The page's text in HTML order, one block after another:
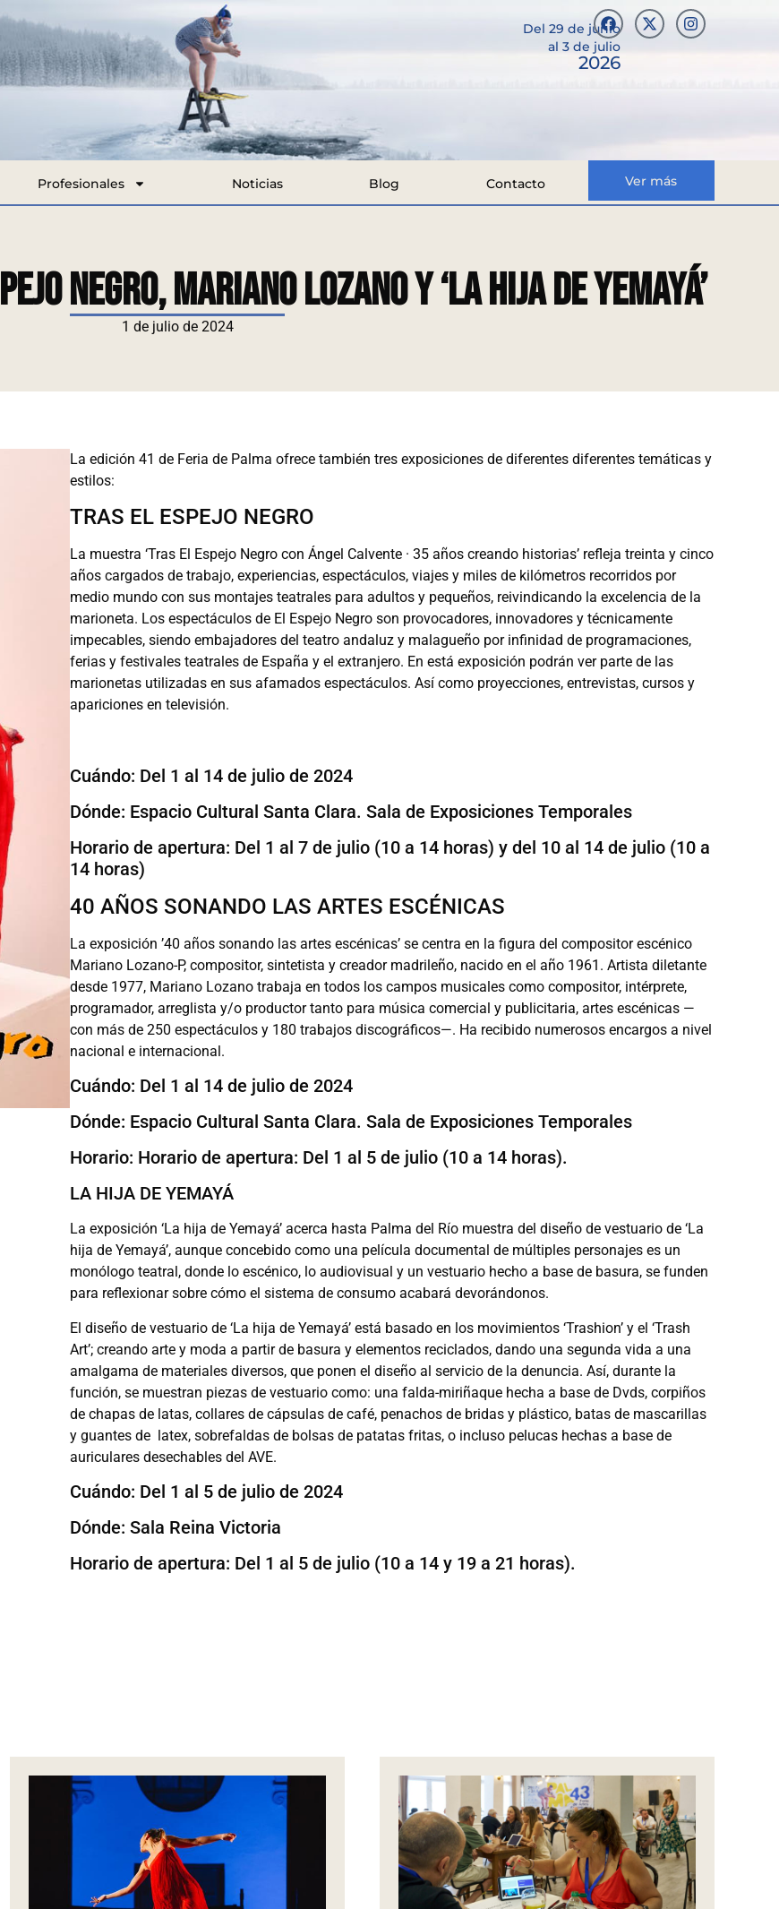
Del 29 de junio
al 3 de julio
2026
Profesionales Noticias Blog Contacto Ver más
Negro, Mariano Lozano y ‘La hija de Yemayá’
1 de julio de 2024
La edición 41 de Feria de Palma ofrece también tres exposiciones de diferentes diferentes temáticas y
estilos:
TRAS EL ESPEJO NEGRO
La muestra ‘Tras El Espejo Negro con Ángel Calvente · 35 años creando historias’ refleja treinta y cinco
años cargados de trabajo, experiencias, espectáculos, viajes y miles de kilómetros recorridos por
medio mundo con sus montajes teatrales para adultos y pequeños, reivindicando la excelencia de la
marioneta. Los espectáculos de El Espejo Negro son provocadores, innovadores y técnicamente
impecables, siendo embajadores del teatro andaluz y malagueño por infinidad de programaciones,
ferias y festivales teatrales de España y el extranjero. En está exposición podrán ver parte de las
marionetas utilizadas en sus afamados espectáculos. Así como proyecciones, entrevistas, cursos y
apariciones en televisión.
Cuándo: Del 1 al 14 de julio de 2024
Dónde: Espacio Cultural Santa Clara. Sala de Exposiciones Temporales
Horario de apertura: Del 1 al 7 de julio (10 a 14 horas) y del 10 al 14 de julio (10 a
14 horas)
40 AÑOS SONANDO LAS ARTES ESCÉNICAS
La exposición ’40 años sonando las artes escénicas’ se centra en la figura del compositor escénico
Mariano Lozano-P, compositor, sintetista y creador madrileño, nacido en el año 1961. Artista diletante
desde 1977, Mariano Lozano trabaja en todos los campos musicales como compositor, intérprete,
programador, arreglista y/o productor tanto para música comercial y publicitaria, artes escénicas —
con más de 250 espectáculos y 180 trabajos discográficos—. Ha recibido numerosos encargos a nivel
nacional e internacional.
Cuándo: Del 1 al 14 de julio de 2024
Dónde: Espacio Cultural Santa Clara. Sala de Exposiciones Temporales
Horario: Horario de apertura: Del 1 al 5 de julio (10 a 14 horas).
LA HIJA DE YEMAYÁ
La exposición ‘La hija de Yemayá’ acerca hasta Palma del Río muestra del diseño de vestuario de ‘La
hija de Yemayá’, aunque concebido como una película documental de múltiples personajes es un
monólogo teatral, donde lo escénico, lo audiovisual y un vestuario hecho a base de basura, se funden
para reflexionar sobre cómo el sistema de consumo acabará devorándonos.
El diseño de vestuario de ‘La hija de Yemayá’ está basado en los movimientos ‘Trashion’ y el ‘Trash
Art’; creando arte y moda a partir de basura y elementos reciclados, dando una segunda vida a una
amalgama de materiales diversos, que ponen el diseño al servicio de la denuncia. Así, durante la
función, se muestran piezas de vestuario como: una falda-miriñaque hecha a base de Dvds, corpiños
de chapas de latas, collares de cápsulas de café, penachos de bridas y plástico, batas de mascarillas
y guantes de latex, sobrefaldas de bolsas de patatas fritas, o incluso pelucas hechas a base de
auriculares desechables del AVE.
Cuándo: Del 1 al 5 de julio de 2024
Dónde: Sala Reina Victoria
Horario de apertura: Del 1 al 5 de julio (10 a 14 y 19 a 21 horas).